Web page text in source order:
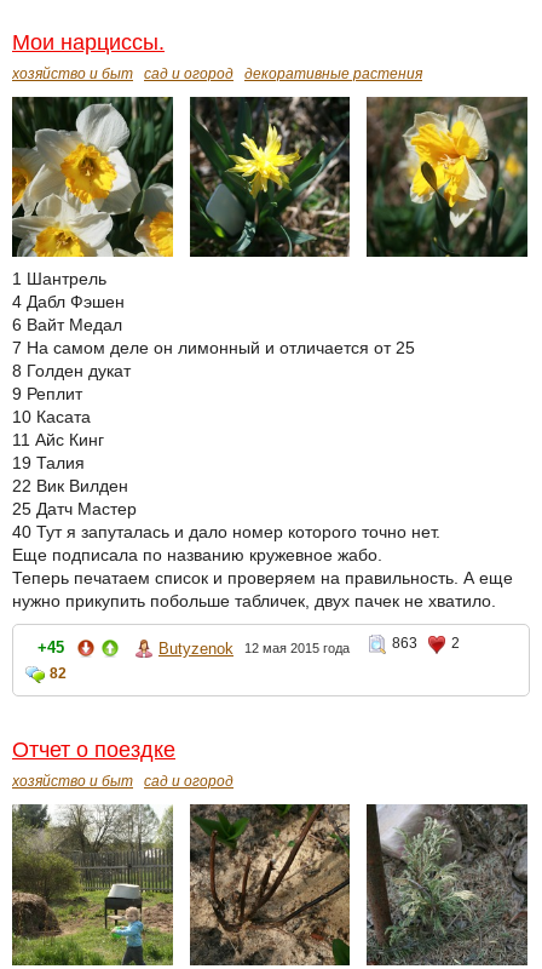
Мои нарциссы.
хозяйство и быт сад и огород декоративные растения
1 Шантрель
4 Дабл Фэшен
6 Вайт Медал
7 На самом деле он лимонный и отличается от 25
8 Голден дукат
9 Реплит
10 Касата
11 Айс Кинг
19 Талия
22 Вик Вилден
25 Датч Мастер
40 Тут я запуталась и дало номер которого точно нет.
Еще подписала по названию кружевное жабо.
Теперь печатаем список и проверяем на правильность. А еще
нужно прикупить побольше табличек, двух пачек не хватило.
+45 Butyzenok 12 мая 2015 года 863
2
82
Отчет о поездке
хозяйство и быт сад и огород